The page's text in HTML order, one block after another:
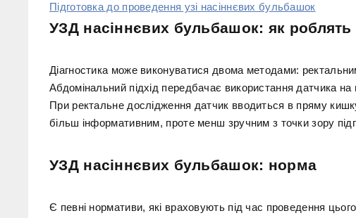
Підготовка до проведення узі насіннєвих бульбашок
УЗД насіннєвих бульбашок: як роблять
Діагностика може виконуватися двома методами:
Абдомінальний підхід передбачає використання датчика на
При ректальне дослідження датчик вводиться в пряму
більш інформативним, проте менш зручним з точки зору
УЗД насіннєвих бульбашок: норма
Є певні нормативи, які враховують під час проведення